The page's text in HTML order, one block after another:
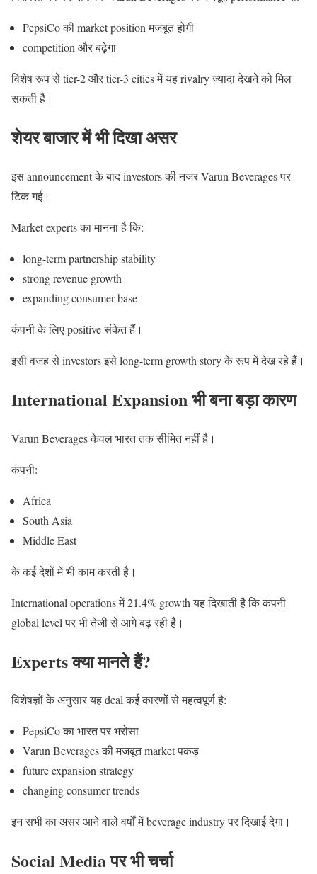
PepsiCo की market position मजबूत होगी
competition और बढ़ेगा
विशेष रूप से tier-2 और tier-3 cities में यह rivalry ज्यादा देखने को मिल
सकती है।
शेयर बाजार में भी दिखा असर
इस announcement के बाद investors की नजर Varun Beverages पर
टिक गई।
Market experts का मानना है कि:
long-term partnership stability
strong revenue growth
expanding consumer base
कंपनी के लिए positive संकेत हैं।
इसी वजह से investors इसे long-term growth story के रूप में देख रहे हैं।
International Expansion भी बना बड़ा कारण
Varun Beverages केवल भारत तक सीमित नहीं है।
कंपनी:
Africa
South Asia
Middle East
के कई देशों में भी काम करती है।
International operations में 21.4% growth यह दिखाती है कि कंपनी
global level पर भी तेजी से आगे बढ़ रही है।
Experts क्या मानते हैं?
विशेषज्ञों के अनुसार यह deal कई कारणों से महत्वपूर्ण है:
PepsiCo का भारत पर भरोसा
Varun Beverages की मजबूत market पकड़
future expansion strategy
changing consumer trends
इन सभी का असर आने वाले वर्षों में beverage industry पर दिखाई देगा।
Social Media पर भी चर्चा